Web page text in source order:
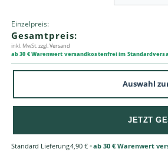
Einzelpreis:
Gesamtpreis:
inkl. MwSt. zzgl. Versand
ab 30 € Warenwert versandkostenfrei im
Auswahl
JETZT
Standard Lieferung4,90 € •ab 30 € Warenwert